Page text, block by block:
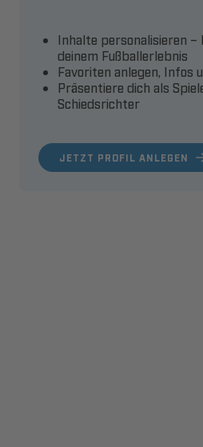
JETZT PROFIL ANLEGEN
Inhalte personalisieren –
deinem Fußballerlebnis
Favoriten anlegen, Infos
Präsentiere dich als
Schiedsrichter